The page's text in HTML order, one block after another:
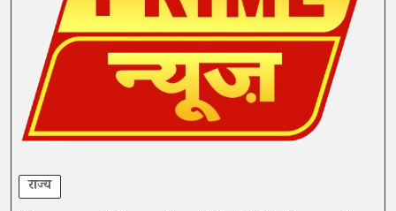
राज्य